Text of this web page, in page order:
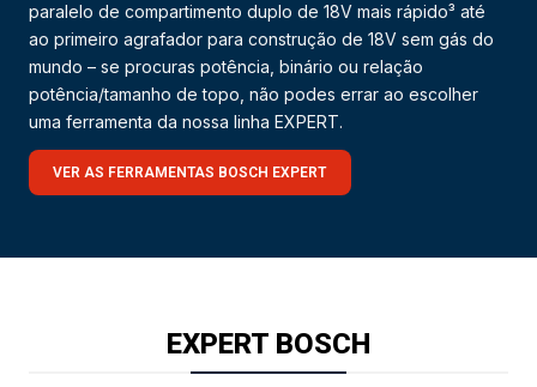
paralelo de compartimento duplo de 18V mais rápido³ até
ao primeiro agrafador para construção de 18V sem gás do
mundo – se procuras potência, binário ou relação
potência/tamanho de topo, não podes errar ao escolher
uma ferramenta da nossa linha EXPERT.
VER AS FERRAMENTAS BOSCH EXPERT
EXPERT BOSCH